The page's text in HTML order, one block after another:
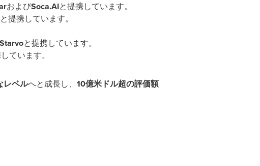
およびSoca.AIと提携しています。
と提携しています。
Starvoと提携しています。
ています。
レベルへと成長し、 10億米ドル超の評価額